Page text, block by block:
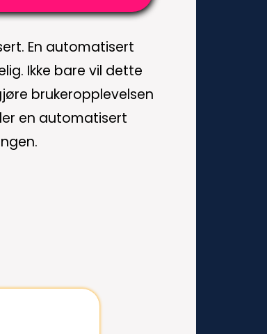
En automatisert
Ikke bare vil dette
brukeropplevelsen
en automatisert